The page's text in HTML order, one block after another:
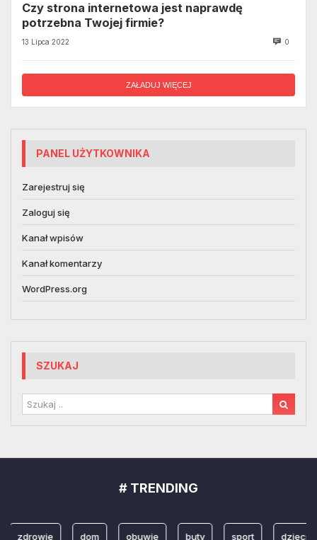
Czy strona internetowa jest naprawdę
potrzebna Twojej firmie?
13 Lipca 2022 0
ZAŁADUJ WIĘCEJ
PANEL UŻYTKOWNIKA
Zarejestruj się
Zaloguj się
Kanał wpisów
Kanał komentarzy
WordPress.org
SZUKAJ
# TRENDING
zdrowie dom obuwie buty sport dzieci